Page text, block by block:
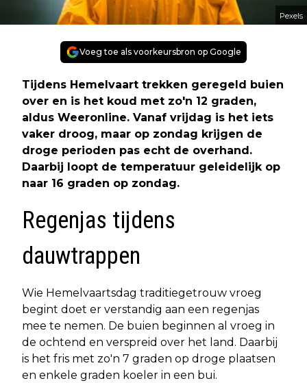
Pexels
Voeg toe als voorkeursbron op Google
Tijdens Hemelvaart trekken geregeld buien
over en is het koud met zo'n 12 graden,
aldus Weeronline. Vanaf vrijdag is het iets
vaker droog, maar op zondag krijgen de
droge perioden pas echt de overhand.
Daarbij loopt de temperatuur geleidelijk op
naar 16 graden op zondag.
Regenjas tijdens
dauwtrappen
Wie Hemelvaartsdag traditiegetrouw vroeg
begint doet er verstandig aan een regenjas
mee te nemen. De buien beginnen al vroeg in
de ochtend en verspreid over het land. Daarbij
is het fris met zo'n 7 graden op droge plaatsen
en enkele graden koeler in een bui.